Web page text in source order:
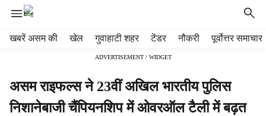
खबरें असम की खेल गुवाहाटी शहर टेंडर नौकरी पूर्वोत्तर समाचार
ADVERTISEMENT / WIDGET
असम राइफल्स ने 23वीं अखिल भारतीय पुलिस
निशानेबाजी चैंपियनशिप में ओवरऑल टैली में बढ़त